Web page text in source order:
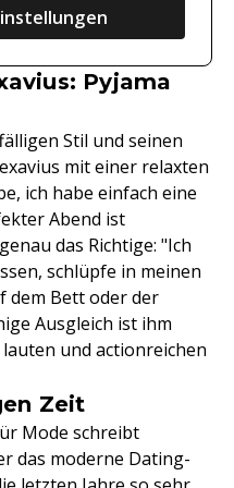
Pyjama
Stil und seinen
mit einer relaxten
ich habe einfach eine
Abend ist
das Richtige: "Ich
schlüpfe in meinen
dem Bett oder der
Ausgleich ist ihm
und actionreichen
Zeit
Mode schreibt
das moderne Dating-